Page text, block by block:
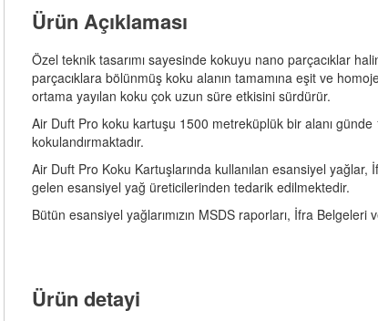
Ürün Açıklaması
Özel teknik tasarımı sayesinde kokuyu nano parçacıklar
parçacıklara bölünmüş koku alanın tamamına eşit ve
ortama yayılan koku çok uzun süre etkisini sürdürür.
Air Duft Pro koku kartuşu 1500 metreküplük bir alanı
kokulandırmaktadır.
Air Duft Pro Koku Kartuşlarında kullanılan esansiyel yağlar,
gelen esansiyel yağ üreticilerinden tedarik edilmektedir.
Bütün esansiyel yağlarımızın MSDS raporları, İfra Belgeleri
Ürün detayi